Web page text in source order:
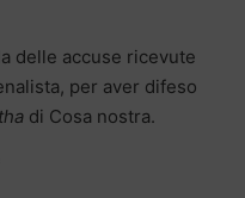
delle accuse ricevute
per aver difeso
di Cosa nostra.